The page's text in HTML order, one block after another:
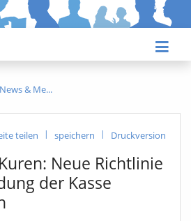
News & Me
teilen | speichern | Druckversion
Neue Richtlinie
der Kasse